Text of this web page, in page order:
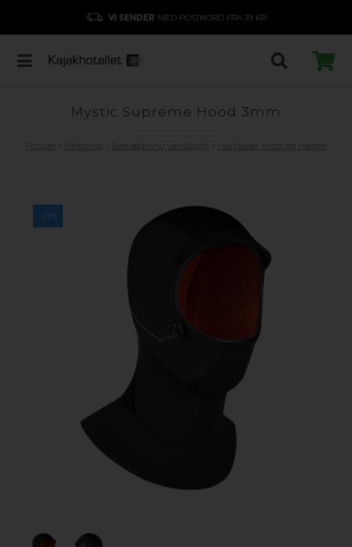
VI SENDER MED POSTNORD FRA 39 KR.
Mystic Supreme Hood 3mm
-27%